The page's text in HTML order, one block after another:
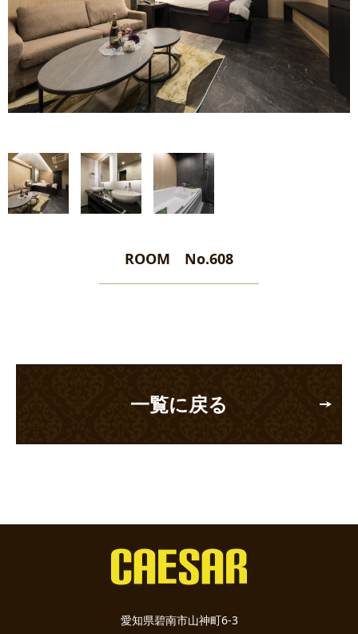
ROOM No.608
一覧に戻る
愛知県碧南市山神町6-3